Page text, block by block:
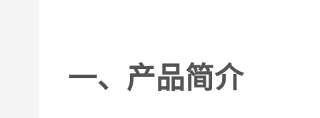
一、 产品简介